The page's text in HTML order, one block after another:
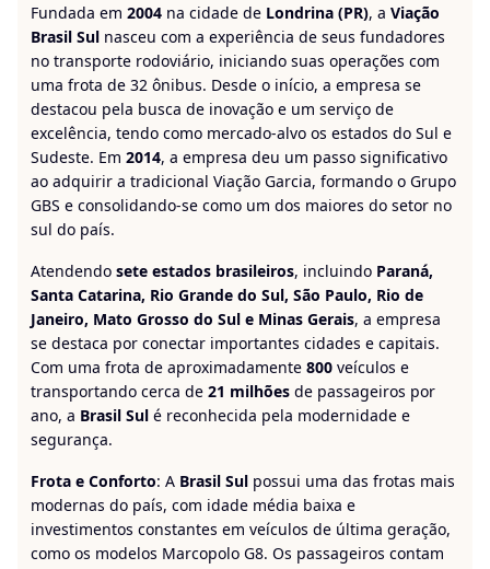
Fundada em 2004 na cidade de Londrina (PR), a Viação
Brasil Sul nasceu com a experiência de seus fundadores
no transporte rodoviário, iniciando suas operações com
uma frota de 32 ônibus. Desde o início, a empresa se
destacou pela busca de inovação e um serviço de
excelência, tendo como mercado-alvo os estados do Sul e
Sudeste. Em 2014, a empresa deu um passo significativo
ao adquirir a tradicional Viação Garcia, formando o Grupo
GBS e consolidando-se como um dos maiores do setor no
sul do país.
Atendendo sete estados brasileiros, incluindo Paraná,
Santa Catarina, Rio Grande do Sul, São Paulo, Rio de
Janeiro, Mato Grosso do Sul e Minas Gerais, a empresa
se destaca por conectar importantes cidades e capitais.
Com uma frota de aproximadamente 800 veículos e
transportando cerca de 21 milhões de passageiros por
ano, a Brasil Sul é reconhecida pela modernidade e
segurança.
Frota e Conforto: A Brasil Sul possui uma das frotas mais
modernas do país, com idade média baixa e
investimentos constantes em veículos de última geração,
como os modelos Marcopolo G8. Os passageiros contam